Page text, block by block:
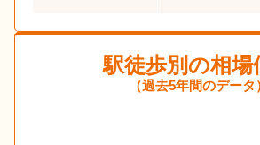
駅徒歩別の相場
（過去5年間のデータ